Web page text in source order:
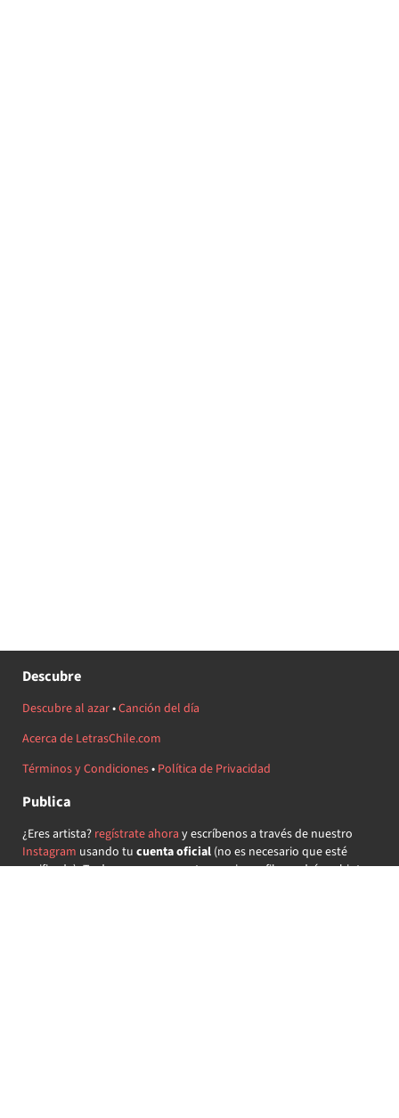
Descubre
Descubre al azar•Canción del día
Acerca de LetrasChile.com
Términos y Condiciones• Política de Privacidad
Publica
¿Eres artista? regístrate ahora y escríbenos a través de nuestro
Instagram usando tu cuenta oficial(no es necesario que esté
verificada) ¡Te daremos acceso a tu propio perfil y podrás subir tus